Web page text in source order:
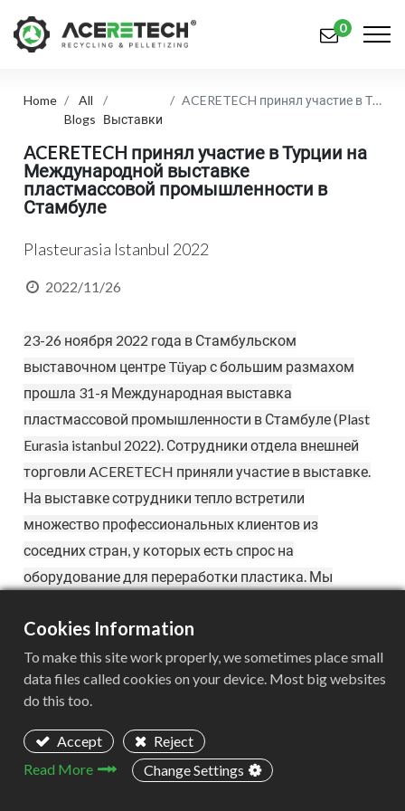
Продукция
Приложения
Решения
简体中文 English (US)
русский язык Español
0
Home
All
Blogs Выставки
ACERETECH принял участие в Турции на Международной выставке пластмассовой промышленности в Стамбуле
ACERETECH принял участие в Турции на
Международной выставке
пластмассовой промышленности в
Стамбуле
Plasteurasia Istanbul 2022
2022/11/26
23-26 ноября 2022 года в Стамбульском
выставочном центре Tüyap с большим размахом
прошла 31-я Международная выставка
пластмассовой промышленности в Стамбуле (Plast
Eurasia istanbul 2022). Сотрудники отдела внешней
торговли ACERETECH приняли участие в выставке.
На выставке сотрудники тепло встретили
множество профессиональных клиентов из
соседних стран, у которых есть спрос на
оборудование для переработки пластика. Мы
Cookies Information
To make this site work properly, we sometimes place small
data files called cookies on your device. Most big websites
do this too.
Accept
Reject
Read More
Change Settings